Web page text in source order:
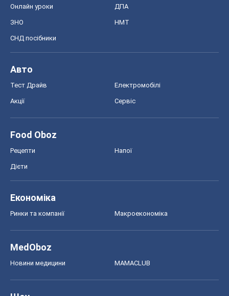
Онлайн уроки ДПА
ЗНО НМТ
СНД посібники
Авто
Тест Драйв Електромобілі
Акції Сервіс
Food Oboz
Рецепти Напої
Дієти
Економіка
Ринки та компанії Макроекономіка
MedOboz
Новини медицини MAMACLUB